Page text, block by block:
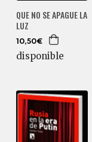
QUE NO SE APAGUE LA
LUZ
10,50€
disponible